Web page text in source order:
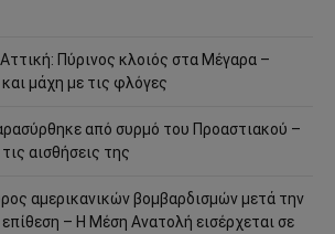
Πύρινος κλοιός στα Μέγαρα –
μάχη με τις φλόγες
από συρμό του Προαστιακού –
αισθήσεις της
αμερικανικών βομβαρδισμών μετά την
– Η Μέση Ανατολή εισέρχεται σε